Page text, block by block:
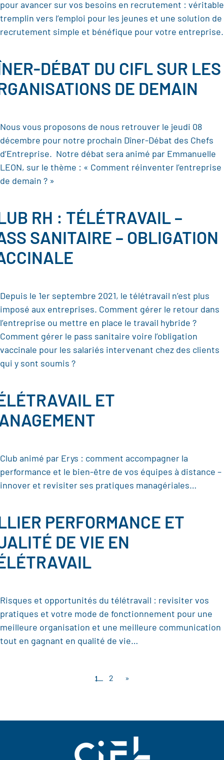
pour avancer sur vos besoins en recrutement : véritable
tremplin vers l’emploi pour les jeunes et une solution de
recrutement simple et bénéfique pour votre entreprise.
DÉBAT DU CIFL SUR LES
DE DEMAIN
Nous vous proposons de nous retrouver le jeudi 08
décembre pour notre prochain Dîner-Débat des Chefs
d’Entreprise. Notre débat sera animé par Emmanuelle
LEON, sur le thème : « Comment réinventer l’entreprise
de demain ? »
RH : TÉLÉTRAVAIL –
SANITAIRE – OBLIGATION
Depuis le 1er septembre 2021, le télétravail n’est plus
imposé aux entreprises. Comment gérer le retour dans
l’entreprise ou mettre en place le travail hybride ?
Comment gérer le pass sanitaire voire l’obligation
vaccinale pour les salariés intervenant chez des clients
qui y sont soumis ?
ET
Club animé par Erys : comment accompagner la
performance et le bien-être de vos équipes à distance –
innover et revisiter ses pratiques managériales…
PERFORMANCE ET
DE VIE EN
Risques et opportunités du télétravail : revisiter vos
pratiques et votre mode de fonctionnement pour une
meilleure organisation et une meilleure communication
tout en gagnant en qualité de vie…
1 2 »